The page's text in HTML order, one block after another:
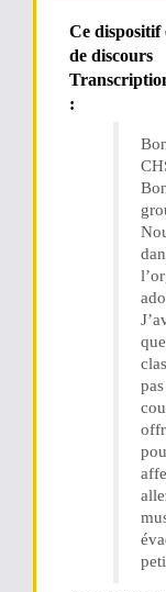
Ce
de discours
: